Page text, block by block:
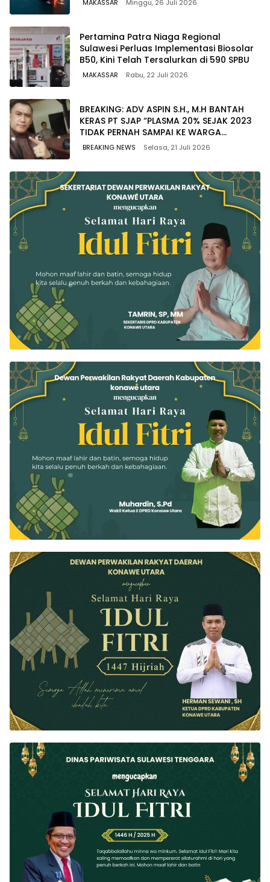
MAKASSAR Minggu, 26 Juli 2026
Pertamina Patra Niaga Regional
Sulawesi Perluas Implementasi Biosolar
B50, Kini Telah Tersalurkan di 590 SPBU
MAKASSAR Rabu, 22 Juli 2026
BREAKING: ADV ASPIN S.H., M.H BANTAH
KERAS PT SJAP “PLASMA 20% SEJAK 2023
TIDAK PERNAH SAMPAI KE WARGA
WAWOONE!
BREAKING NEWS Selasa, 21 Juli 2026